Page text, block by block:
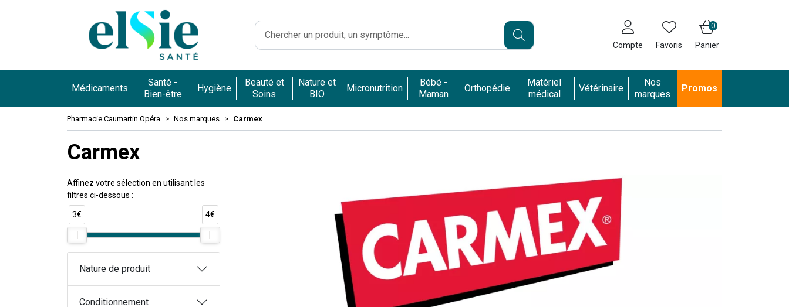
Compte Favoris Panier
0
Médicaments
Santé -
Bien-être
Hygiène
Beauté et
Soins
Nature et
BIO
Micronutrition
Bébé -
Maman
Orthopédie
Matériel
médical
Vétérinaire
Nos
marques
Promos
Pharmacie Caumartin Opéra Nos marques Carmex
Carmex
Affinez votre sélection en utilisant les
filtres ci-dessous :
3€ 4€
Nature de produit
Conditionnement